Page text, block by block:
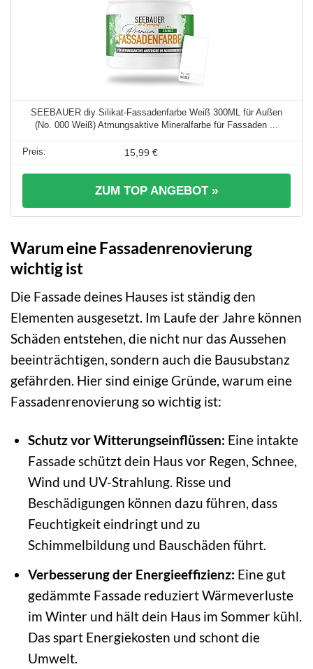
SEEBAUER diy Silikat-Fassadenfarbe Weiß 300ML für Außen
(No. 000 Weiß) Atmungsaktive Mineralfarbe für Fassaden ...
15,99 €
ZUM TOP ANGEBOT »
Warum eine Fassadenrenovierung
wichtig ist
Die Fassade deines Hauses ist ständig den
Elementen ausgesetzt. Im Laufe der Jahre können
Schäden entstehen, die nicht nur das Aussehen
beeinträchtigen, sondern auch die Bausubstanz
gefährden. Hier sind einige Gründe, warum eine
Fassadenrenovierung so wichtig ist:
Schutz vor Witterungseinflüssen: Eine intakte
Fassade schützt dein Haus vor Regen, Schnee,
Wind und UV-Strahlung. Risse und
Beschädigungen können dazu führen, dass
Feuchtigkeit eindringt und zu
Schimmelbildung und Bauschäden führt.
Verbesserung der Energieeffizienz: Eine gut
gedämmte Fassade reduziert Wärmeverluste
im Winter und hält dein Haus im Sommer kühl.
Das spart Energiekosten und schont die
Umwelt.